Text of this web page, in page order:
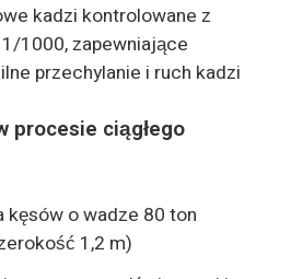
kadzi kontrolowane z
1000, zapewniające
przechylanie i ruch kadzi
procesie ciągłego
kęsów o wadze 80 ton
1,2 m)